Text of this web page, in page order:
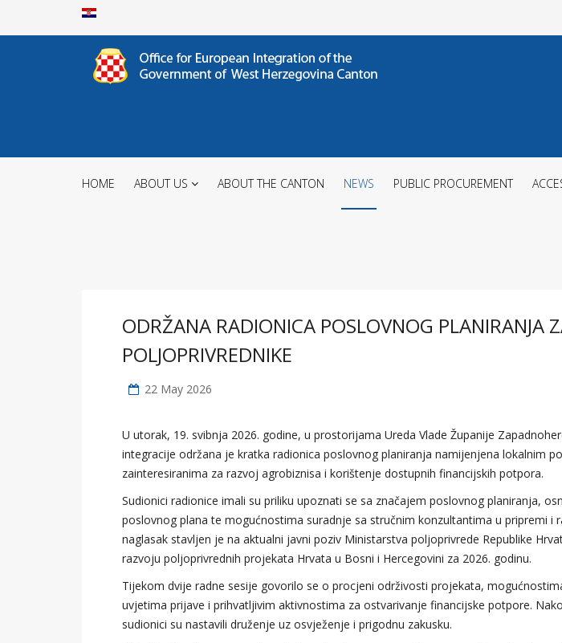
HOME ABOUT US ABOUT THE CANTON NEWS PUBLIC PROCUREMENT
ODRŽANA RADIONICA POSLOVNOG PLANIRANJA
POLJOPRIVREDNIKE
22 May 2026
U utorak, 19. svibnja 2026. godine, u prostorijama Ureda Vlade Županije
integracije održana je kratka radionica poslovnog planiranja namijenjena lokalnim
zainteresiranima za razvoj agrobiznisa i korištenje dostupnih financijskih potpora.
Sudionici radionice imali su priliku upoznati se sa značajem poslovnog planiranja,
poslovnog plana te mogućnostima suradnje sa stručnim konzultantima u pripremi i
naglasak stavljen je na aktualni javni poziv Ministarstva poljoprivrede Republike
razvoju poljoprivrednih projekata Hrvata u Bosni i Hercegovini za 2026. godinu.
Tijekom dvije radne sesije govorilo se o procjeni održivosti projekata,
uvjetima prijave i prihvatljivim aktivnostima za ostvarivanje financijske potpore.
sudionici su nastavili druženje uz osvježenje i prigodnu zakusku.